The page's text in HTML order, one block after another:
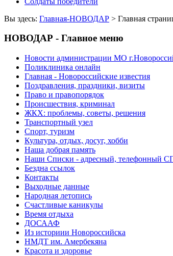
Вы здесь: Главная-НОВОДАР > Главная
НОВОДАР - Главное меню
Новости администрации МО
Поликлиника онлайн
Главная - Новороссийские известия
Поздравления, праздники, визиты
Право и правопорядок
Происшествия, криминал
ЖКХ: проблемы, советы, решения
Транспортный узел
Спорт, туризм
Культура, отдых, досуг, хобби
Наша добрая память
Наши Списки - адресный,
Бездна ссылок
Контакты
Выходные данные
Народная летопись
Счастливые каникулы
Время отдыха
ДОСААФ
Из историии Новороссийска
НМДТ им. Амербекяна
Красота и здоровье